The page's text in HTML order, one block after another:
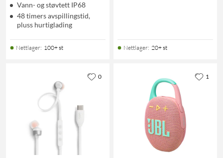
Vann- og støvtett IP68
48 timers avspillingstid,
pluss hurtiglading
Nettlager: 100+ st Nettlager: 20+ st
0 1